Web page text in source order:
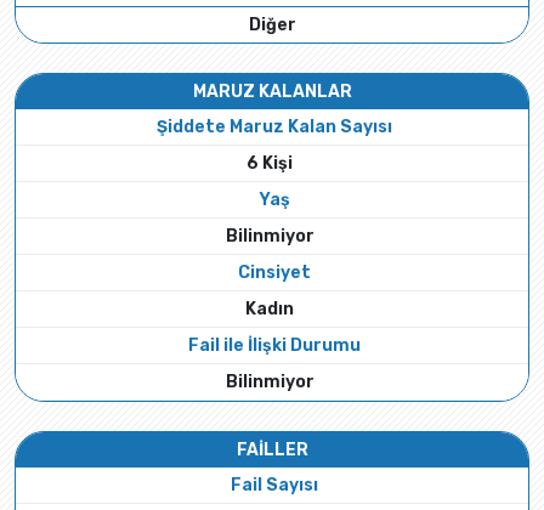
Diğer
MARUZ KALANLAR
Şiddete Maruz Kalan Sayısı
6 Kişi
Yaş
Bilinmiyor
Cinsiyet
Kadın
Fail ile İlişki Durumu
Bilinmiyor
FAİLLER
Fail Sayısı